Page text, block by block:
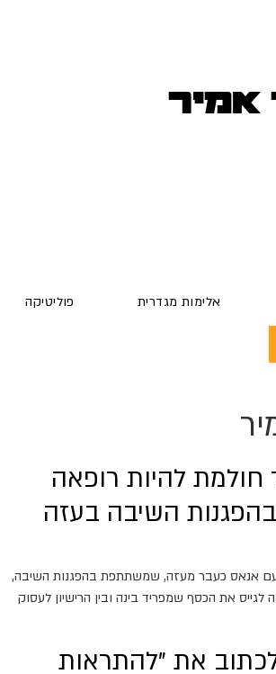
אמיר
אלימות מגדרית פוליטיקה
להיות רופאה
השיבה בעזה
אנאס כעבר מעזה, שמשתתפת בהפגנות השיבה,
לגייס את הכסף שמפריד בינה ובין הרישיון לעסוק
את "להתראות